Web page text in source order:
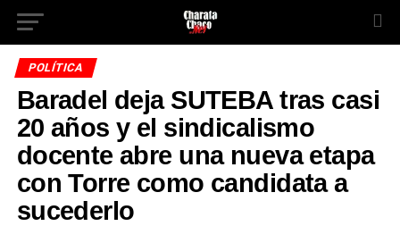
POLÍTICA
Baradel deja SUTEBA tras casi
20 años y el sindicalismo
docente abre una nueva etapa
con Torre como candidata a
sucederlo